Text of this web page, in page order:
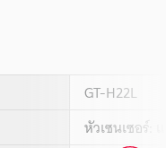
GT-H22L
หัวเซนเซอร์: